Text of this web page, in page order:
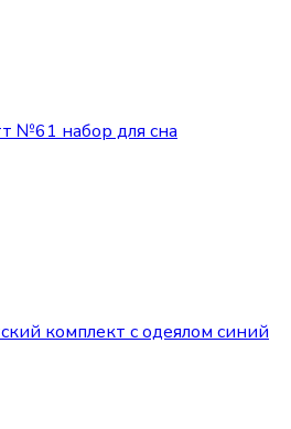
№61 набор для сна
комплект с одеялом синий